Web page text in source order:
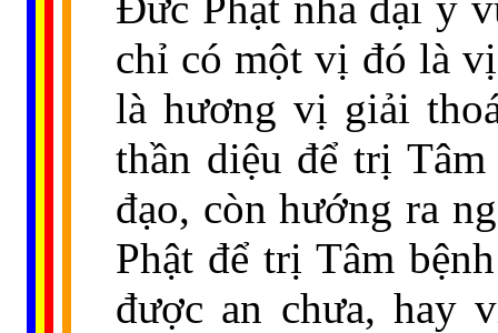
chỉ có một vị đó là
là hương vị giải
thần diệu để trị
đạo, còn hướng ra
Phật để trị Tâm
được an chưa, hay